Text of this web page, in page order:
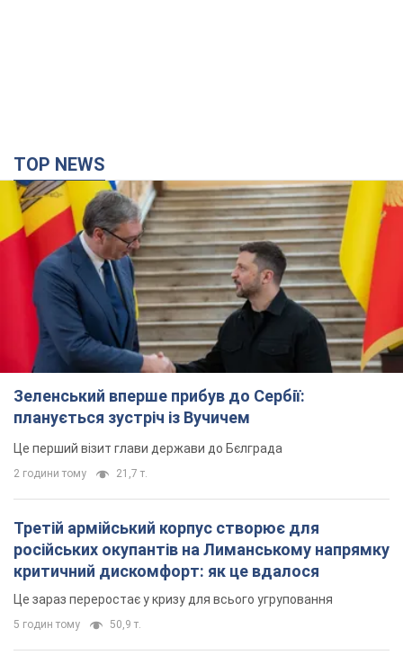
Зеленський вперше прибув до Сербії:
планується зустріч із Вучичем
Це перший візит глави держави до Бєлграда
2 години тому 21,7 т.
Третій армійський корпус створює для
російських окупантів на Лиманському напрямку
критичний дискомфорт: як це вдалося
Це зараз переростає у кризу для всього угруповання
5 годин тому 50,9 т.
В окупованій Ялті прогриміли потужні вибухи:
валить чорний дим. Фото і відео
Місто, ймовірно, опинилося під атакою дронів
8 годин тому 8,5 т.